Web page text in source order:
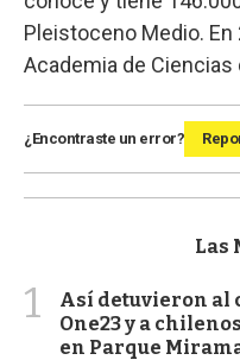
Pleistoceno Medio. En
Academia de Ciencias
¿Encontraste un error?
Las
1
Así detuvieron al
One23 y a
en Parque